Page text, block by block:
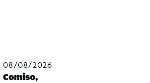
08/08/2026
Comiso,